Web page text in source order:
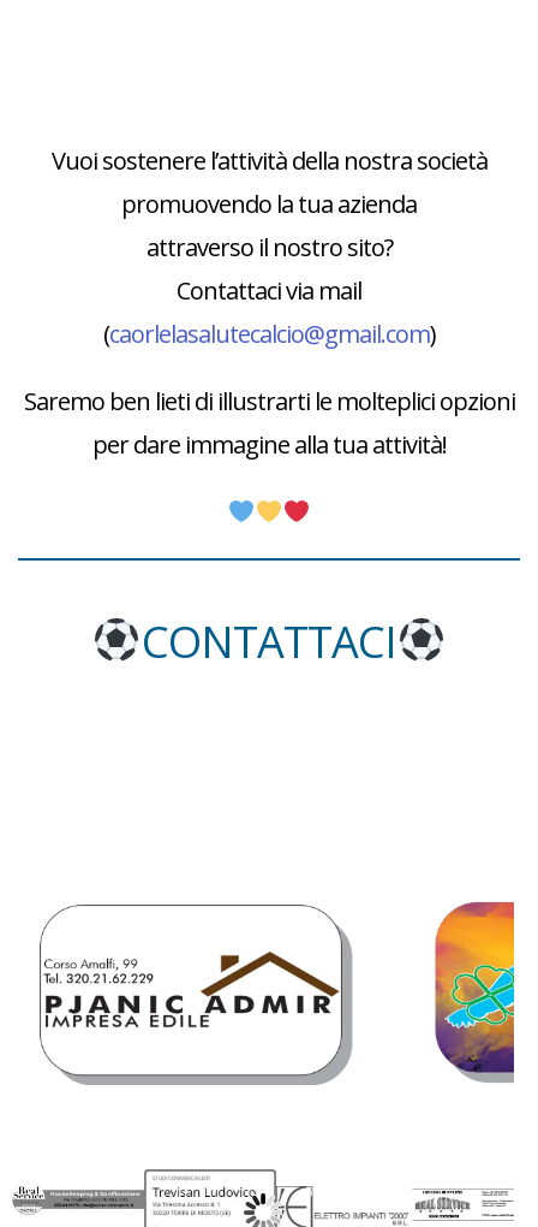
Vuoi sostenere l’attività della nostra società
promuovendo la tua azienda
attraverso il nostro sito?
Contattaci via mail
(caorlelasalutecalcio@gmail.com)
Saremo ben lieti di illustrarti le molteplici opzioni
per dare immagine alla tua attività!
CONTATTACI